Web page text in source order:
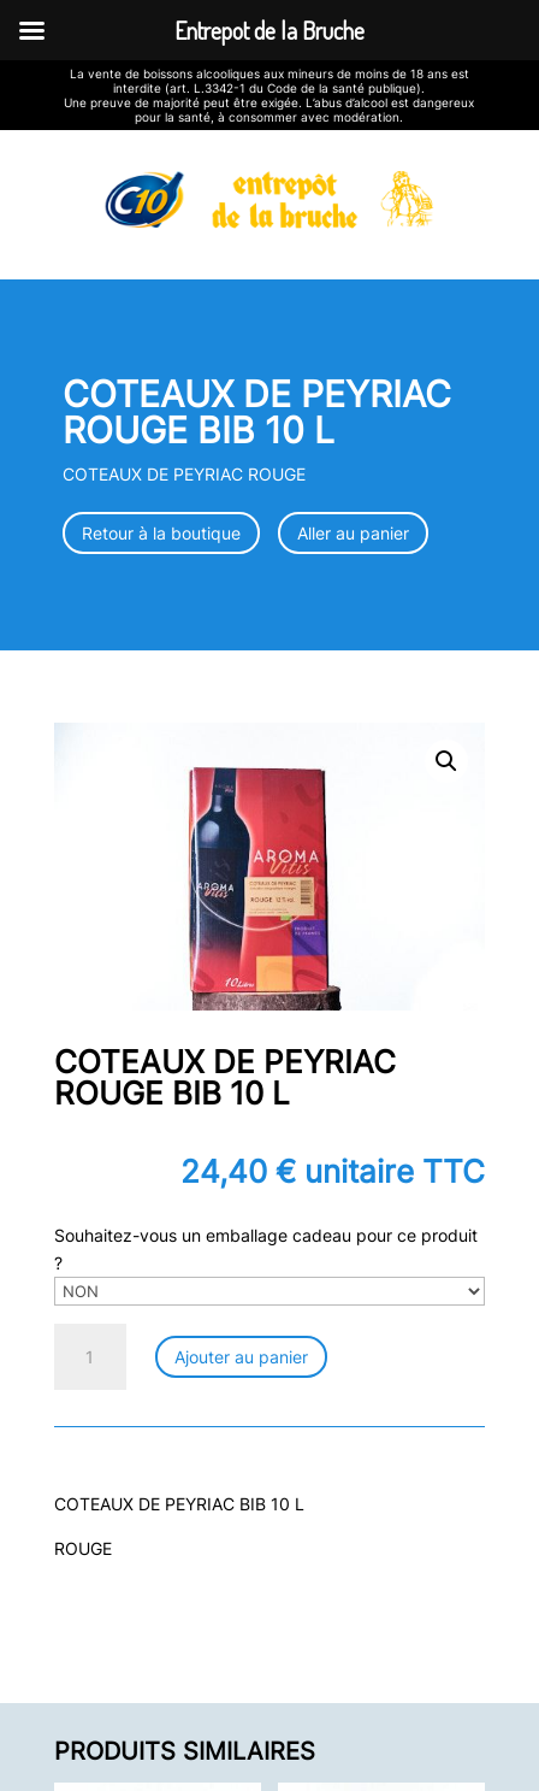
La vente de boissons alcooliques aux mineurs de moins de 18 ans est
interdite (art. L.3342-1 du Code de la santé publique).
Une preuve de majorité peut être exigée. L’abus d’alcool est dangereux
pour la santé, à consommer avec modération.
COTEAUX DE PEYRIAC
ROUGE BIB 10 L
COTEAUX DE PEYRIAC ROUGE
Retour à la boutique Aller au panier
COTEAUX DE PEYRIAC
ROUGE BIB 10 L
24,40€ unitaire TTC
Souhaitez-vous un emballage cadeau pour ce produit
?
BIB
L
Ajouter au panier
COTEAUX DE PEYRIAC BIB 10 L
ROUGE
PRODUITS SIMILAIRES
Entrepot de la Bruche